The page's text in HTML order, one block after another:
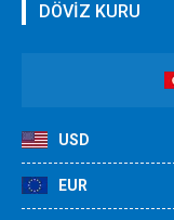
DÖVİZ KURU
USD
EUR